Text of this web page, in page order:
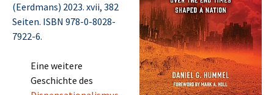
(Eerdmans) 2023. xvii, 382
Seiten. ISBN 978-0-8028-
7922-6.
Eine weitere
Geschichte des